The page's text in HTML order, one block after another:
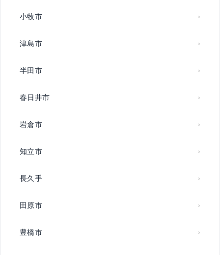
小牧市
津島市
半田市
春日井市
岩倉市
知立市
長久手
田原市
豊橋市